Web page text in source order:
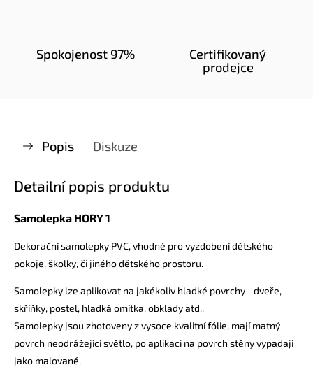
Spokojenost 97%
Certifikovaný
prodejce
Popis Diskuze
Detailní popis produktu
Samolepka HORY 1
Dekorační samolepky PVC, vhodné pro vyzdobení dětského
pokoje, školky, či jiného dětského prostoru.
Samolepky lze aplikovat na jakékoliv hladké povrchy - dveře,
skříňky, postel, hladká omítka, obklady atd..
Samolepky jsou zhotoveny z vysoce kvalitní fólie, mají matný
povrch neodrážející světlo, po aplikaci na povrch stěny vypadají
jako malované.